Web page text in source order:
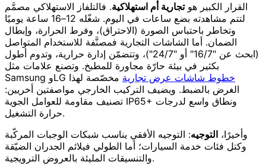
القرار الكبير هوتجارية أم استهلاكية. فالتلفاز الاستهلاكي مصمَّم
لتتم مشاهدته بضع ساعات في اليوم. شغّله 12–16 ساعة يوميًا
وتخاطر باحتباس الصورة (الاحتراق)، وفرط الحرارة، وإبطال
الضمان. أما الشاشات التجارية فمصنَّفة للاستخدام المتواصل
(ابحث عن "16/7" أو "24/7")، وتتضمّن إدارة حرارية، وتدوم أطول
بكثير في بيئة حارّة مجاورة للمطبخ. وتصنع علامات مثل
Samsung وLG
خطوط شاشات عرض تجارية مخصّصة لهذا
الغرض بالضبط. ويضيف التركيب الخارجي مواصفتين أخريين:
تصنيف مقاومة للعوامل الجوية IP65+ ونطاق واسع لدرجات
حرارة التشغيل.
وأخيرًا، التوجيه: التوجيه الأفقي يناسب شبكات الوجبات المركّبة
وكتل فئات خدمة السيارات؛ أما الطولي فيلائم الجدران الضيّقة
والتنسيقات المليئة بالعروض الترويجية.